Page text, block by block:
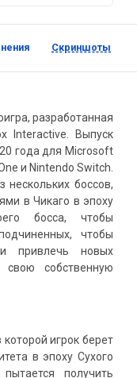
Скриншоты
разработанная
Interactive. Выпуск
года для Microsoft
и Nintendo Switch.
нескольких боссов,
в Чикаго в эпоху
босса, чтобы
чтобы
и привлечь новых
собственную
игрок берет
в эпоху Сухого
получить